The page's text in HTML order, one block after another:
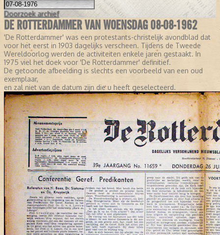
Doorzoek archief
DE ROTTERDAMMER VAN WOENSDAG 08-08-1962
'De Rotterdammer' was een protestants-christelijk avondblad dat
voor het eerst in 1903 dagelijks verscheen. Tijdens de Tweede
Wereldoorlog werden de activiteiten enkele jaren gestaakt. In
1975 viel het doek voor 'De Rotterdammer' definitief.
De getoonde afbeelding is slechts een voorbeeld van een oud
exemplaar,
en zal niet van de datum zijn die u heeft geselecteerd.